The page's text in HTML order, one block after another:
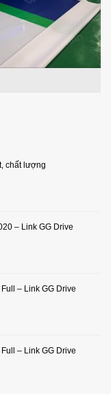
chất lượng
– Link GG Drive
– Link GG Drive
– Link GG Drive